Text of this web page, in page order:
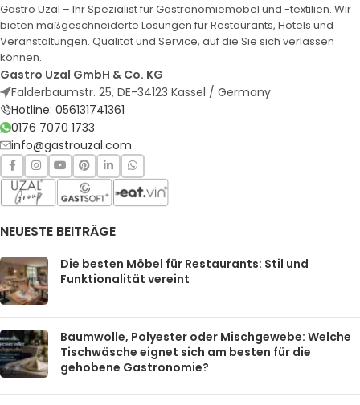
Gastro Uzal – Ihr Spezialist für Gastronomiemöbel und -textilien. Wir
bieten maßgeschneiderte Lösungen für Restaurants, Hotels und
Veranstaltungen. Qualität und Service, auf die Sie sich verlassen
können.
Gastro Uzal GmbH & Co. KG
Falderbaumstr. 25, DE-34123 Kassel / Germany
Hotline: 056131741361
0176 7070 1733
info@gastrouzal.com
NEUESTE BEITRÄGE
Die besten Möbel für Restaurants: Stil und
Funktionalität vereint
Baumwolle, Polyester oder Mischgewebe: Welche
Tischwäsche eignet sich am besten für die
gehobene Gastronomie?